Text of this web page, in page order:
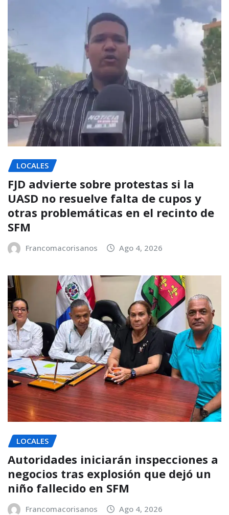
LOCALES
FJD advierte sobre protestas si la
UASD no resuelve falta de cupos y
otras problemáticas en el recinto de
SFM
Francomacorisanos Ago 4, 2026
LOCALES
Autoridades iniciarán inspecciones a
negocios tras explosión que dejó un
niño fallecido en SFM
Francomacorisanos Ago 4, 2026